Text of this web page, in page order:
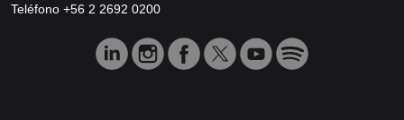
Teléfono +56 2 2692 0200